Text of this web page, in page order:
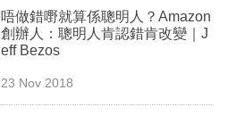
唔做錯嘢就算係聰明人？Amazon
創辦人：聰明人肯認錯肯改變｜J
eff Bezos
23 Nov 2018